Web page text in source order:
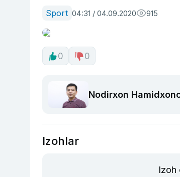
Sport 04:31 / 04.09.2020 915
0 0
Nodirxon
Izohlar
Izoh